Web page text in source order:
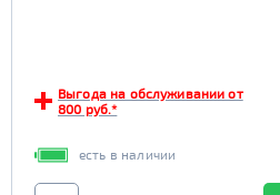
Выгода на обслуживании от
800 руб.*
есть в наличии